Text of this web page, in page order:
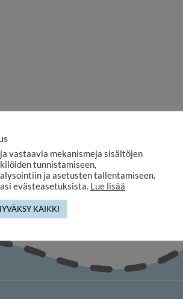
vastaavia mekanismeja sisältöjen
tunnistamiseen,
ja asetusten tallentamiseen.
evästeasetuksista. Lue lisää
KAIKKI